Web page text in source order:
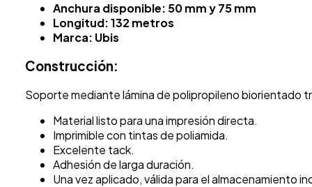
Anchura disponible: 50 mm y 75 mm
Longitud: 132 metros
Marca: Ubis
Construcción:
Soporte mediante lámina de polipropileno biorientado
Material listo para una impresión directa.
Imprimible con tintas de poliamida.
Excelente tack.
Adhesión de larga duración.
Una vez aplicado, válida para el almacenamiento